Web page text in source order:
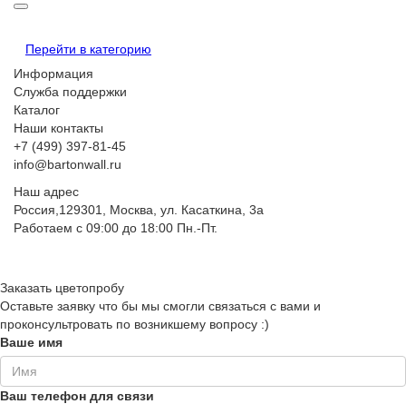
Перейти в категорию
Информация
Служба поддержки
Каталог
Наши контакты
+7 (499) 397-81-45
info@bartonwall.ru
Наш адрес
Россия,129301, Москва, ул. Касаткина, 3а
Работаем с 09:00 до 18:00 Пн.-Пт.
Заказать цветопробу
Оставьте заявку что бы мы смогли связаться с вами и
проконсультровать по возникшему вопросу :)
Ваше имя
Ваш телефон для связи